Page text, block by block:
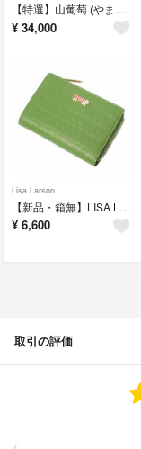
【特選】山葡萄 (やまぶどう) ショルダーバッグ 最高級天然素材 網代編み
¥ 34,000
Lisa Larson
【新品・箱無】LISA LARSON L字ファスナー二つ折り財布 LTLM-01
¥ 6,600
取引の評価